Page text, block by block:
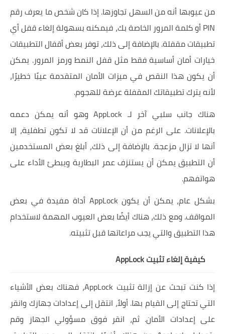
من عيوبها أنه من السهل تجاوزها. إذا كان شخص ما يعرف رقم
PIN أو كلمة المرور الخاصة بك، فيمكنه بسهولة إلغاء قفل أي
تطبيقات مقفلة. بالإضافة إلى ذلك، توفر بعض أقفال التطبيقات
خيارات أمان أساسية فقط مثل قفل النمط ورمز المرور. يمكن
أن يكون هذا النقص في ميزات الأمان المتقدمة عيبًا خطيرًا،
لأنه يترك تطبيقاتك المقفلة عرضة للهجوم.
هناك جانب سلبي آخر لـ AppLock وهو أنه يمكن دعمه
بالإعلانات. على الرغم من أن الإعلانات قد لا تكون تطفلية، إلا
أنها لا تزال مزعجة. بالإضافة إلى ذلك، أبلغ بعض المستخدمين
أن التطبيق يمكن أن يستنزف عمر البطارية ويبطئ الأداء على
هواتفهم.
بشكل عام، يمكن أن يكون AppLock أداة مفيدة في بعض
المواقف. ومع ذلك، هناك أيضًا بعض العيوب المهمة لاستخدام
هذا التطبيق والتي يجب مراعاتها قبل تثبيته.
كيفية إلغاء تثبيت AppLock
إذا كنت تبحث عن إزالة تثبيت AppLock، فهناك بعض الأشياء
التي تحتاج إلى القيام بها. أولاً، انتقل إلى إعدادات جهازك وانقر
على إعدادات الأمان. ثم، انقر فوق مسؤولي الجهاز وقم